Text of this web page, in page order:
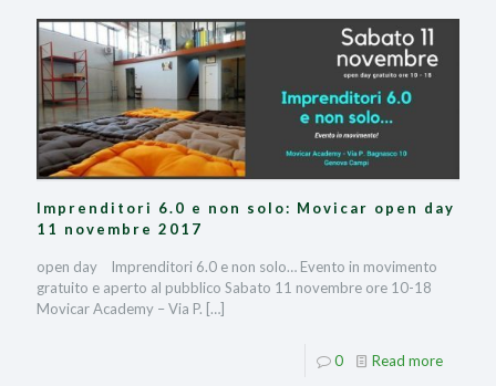
Imprenditori 6.0 e non solo: Movicar open day
11 novembre 2017
open day Imprenditori 6.0 e non solo… Evento in movimento
gratuito e aperto al pubblico Sabato 11 novembre ore 10-18
Movicar Academy – Via P. […]
0 Read more